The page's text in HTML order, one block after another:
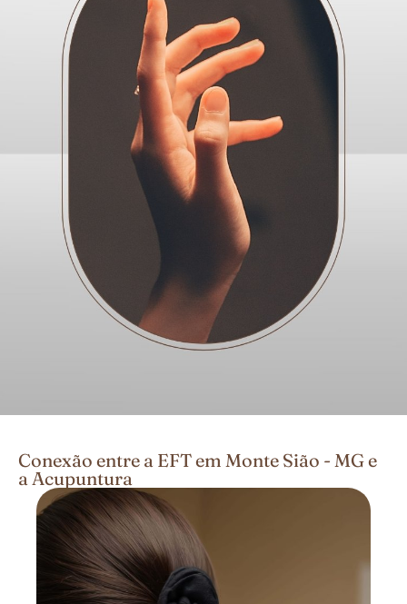
Conexão entre a EFT em Monte Sião - MG e
a Acupuntura